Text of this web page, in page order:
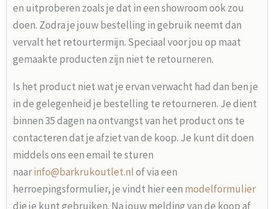
en uitproberen zoals je dat in een showroom ook zou
doen. Zodra je jouw bestelling in gebruik neemt dan
vervalt het retourtermijn. Speciaal voor jou op maat
gemaakte producten zijn niet te retourneren.
Is het product niet wat je ervan verwacht had dan ben je
in de gelegenheid je bestelling te retourneren. Je dient
binnen 35 dagen na ontvangst van het product ons te
contacteren dat je afziet van de koop. Je kunt dit doen
middels ons een email te sturen
naarinfo@barkrukoutlet.nlof via een
herroepingsformulier, je vindt hier een modelformulier
die je kunt gebruiken. Na jouw melding van de koop af